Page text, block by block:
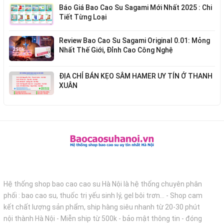
Báo Giá Bao Cao Su Sagami Mới Nhất 2025 : Chi
Tiết Từng Loại
Review Bao Cao Su Sagami Original 0.01: Mỏng
Nhất Thế Giới, Đỉnh Cao Công Nghệ
ĐỊA CHỈ BÁN KẸO SÂM HAMER UY TÍN Ở THANH
XUÂN
Hệ thống shop bao cao cao su Hà Nội là hệ thống chuyên phân
phối : bao cao su, thuốc trị yếu sinh lý, gel bôi trơn... - Shop cam
kết chất lượng sản phẩm, ship hàng siêu nhanh từ 20-30 phút
nội thành Hà Nội - Miễn ship từ 500k - bảo mật thông tin - đóng